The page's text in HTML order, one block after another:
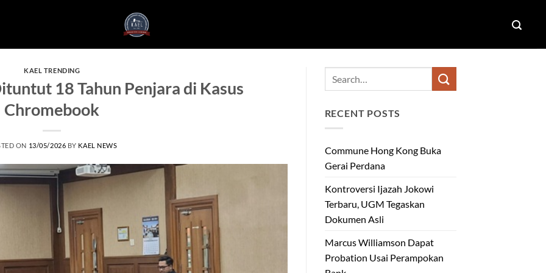
KAEL TRENDING
18 Tahun Penjara di Kasus
Chromebook
ON 13/05/2026 BY KAEL NEWS
RECENT POSTS
Commune Hong Kong Buka
Gerai Perdana
Kontroversi Ijazah Jokowi
Terbaru, UGM Tegaskan
Dokumen Asli
Marcus Williamson Dapat
Probation Usai Perampokan